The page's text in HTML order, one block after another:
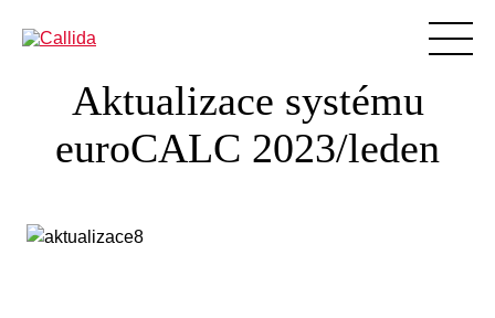
Produkty
Podpora
Aktualizace systému
euroCALC 2023/leden